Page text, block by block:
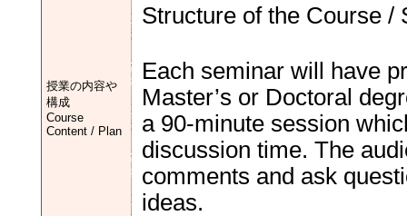
授業の内容や
構成
Course
Content / Plan
Structure of the Course
Each seminar will have
Master’s or Doctoral
a 90-minute session
discussion time. The
comments and ask
ideas.